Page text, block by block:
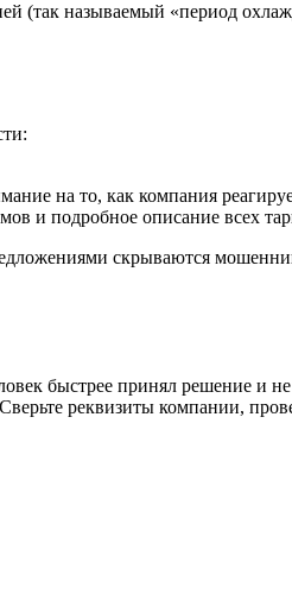
(так называемый «период
на то, как компания
и подробное описание всех
скрываются
быстрее принял решение и не
реквизиты компании,